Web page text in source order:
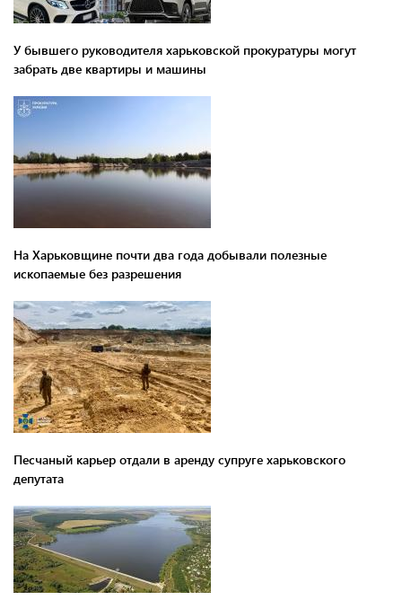
У бывшего руководителя харьковской прокуратуры могут
забрать две квартиры и машины
На Харьковщине почти два года добывали полезные
ископаемые без разрешения
Песчаный карьер отдали в аренду супруге харьковского
депутата